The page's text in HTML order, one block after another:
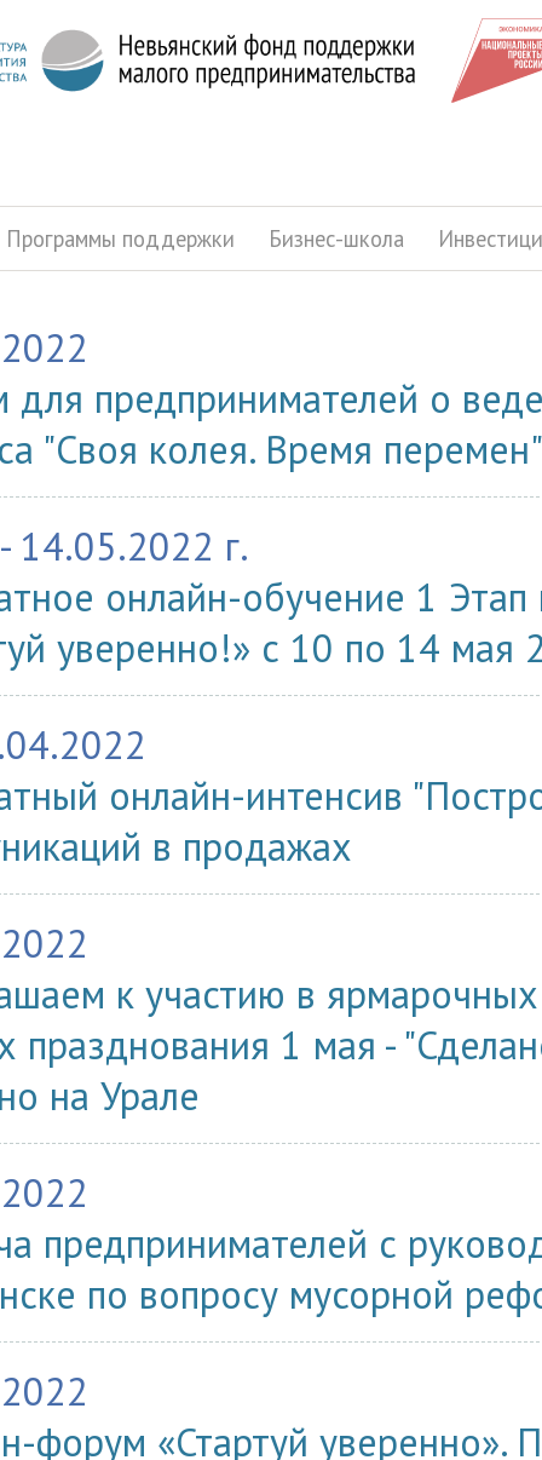
Программы поддержки Бизнес-школа
предпринимателей о
"Своя колея. Время перемен"
14.05.2022 г.
онлайн-обучение 1
уверенно!» с 10 по 14 мая
онлайн-интенсив
в продажах
к участию в
празднования 1 мая -
на Урале
предпринимателей с
по вопросу мусорной
форум «Стартуй уверенно».